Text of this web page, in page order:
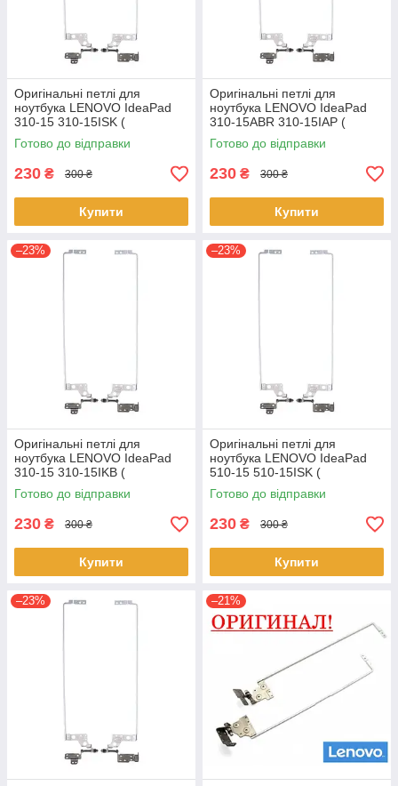
Оригінальні петлі для
ноутбука LENOVO IdeaPad
310-15 310-15ISK (
AM10T000100 +
AM10T000200 ) - пара
Готово до відправки
230 ₴ 300 ₴
Купити
Оригінальні петлі для
ноутбука LENOVO IdeaPad
310-15ABR 310-15IAP (
AM10T000100 +
AM10T000200 ) - пара
Готово до відправки
230 ₴ 300 ₴
Купити
–23%
Оригінальні петлі для
ноутбука LENOVO IdeaPad
310-15 310-15IKB (
AM10T000100 +
AM10T000200 ) - пара
Готово до відправки
230 ₴ 300 ₴
Купити
–23%
Оригінальні петлі для
ноутбука LENOVO IdeaPad
510-15 510-15ISK (
AM10T000100 +
AM10T000200 ) - пара
Готово до відправки
230 ₴ 300 ₴
Купити
–23% –21%